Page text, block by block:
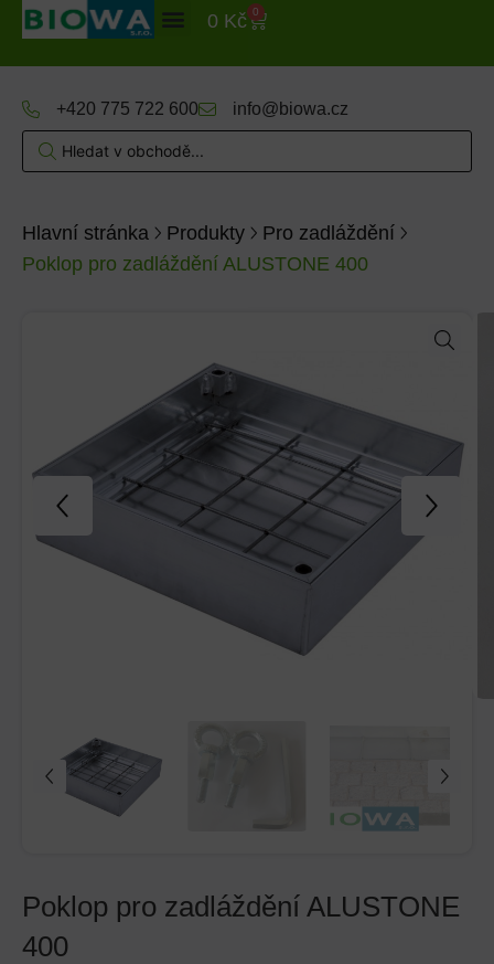
0 Kč 0
+420 775 722 600 info@biowa.cz
Hlavní stránka Produkty
Pro zadláždění
Poklop pro zadláždění ALUSTONE 400
Poklop pro zadláždění ALUSTONE
400